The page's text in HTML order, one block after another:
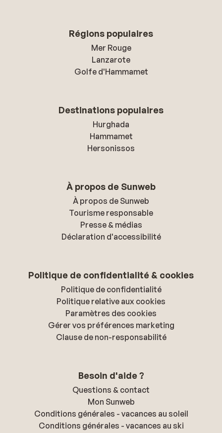
Régions populaires
Mer Rouge
Lanzarote
Golfe d'Hammamet
Destinations populaires
Hurghada
Hammamet
Hersonissos
À propos de Sunweb
À propos de Sunweb
Tourisme responsable
Presse & médias
Déclaration d'accessibilité
Politique de confidentialité & cookies
Politique de confidentialité
Politique relative aux cookies
Paramètres des cookies
Gérer vos préférences marketing
Clause de non-responsabilité
Besoin d'aide ?
Questions & contact
Mon Sunweb
Conditions générales - vacances au soleil
Conditions générales - vacances au ski